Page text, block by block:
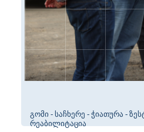
გომი - საჩხერე - ჭიათურა -
რეაბილიტაცია